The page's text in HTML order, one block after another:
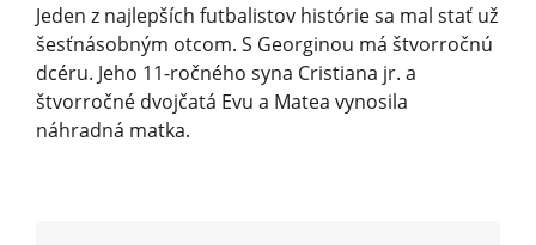
Jeden z najlepších futbalistov histórie sa mal stať už
šesťnásobným otcom. S Georginou má štvorročnú
dcéru. Jeho 11-ročného syna Cristiana jr. a
štvorročné dvojčatá Evu a Matea vynosila
náhradná matka.